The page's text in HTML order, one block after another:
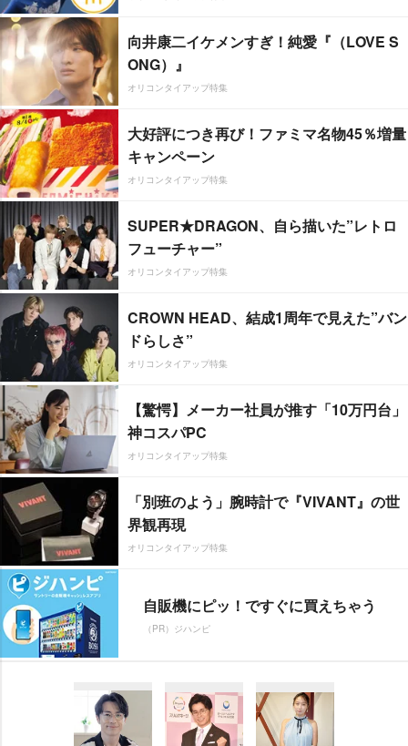
向井康二イケメンすぎ！純愛『（LOVE S
ONG）』
オリコンタイアップ特集
大好評につき再び！ファミマ名物45％増量
キャンペーン
オリコンタイアップ特集
SUPER★DRAGON、自ら描いた”レトロ
フューチャー”
オリコンタイアップ特集
CROWN HEAD、結成1周年で見えた”バン
ドらしさ”
オリコンタイアップ特集
【驚愕】メーカー社員が推す「10万円台」
神コスパPC
オリコンタイアップ特集
「別班のよう」腕時計で『VIVANT』の世
界観再現
オリコンタイアップ特集
自販機にピッ！ですぐに買えちゃう
（PR）ジハンピ